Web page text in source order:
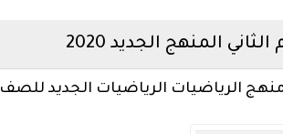
المنهج الجديد 2020
رياضيات الصف الثاني الابتدائي ترم ثاني 2020، منهج الرياضيات الرياضيات الجديد للصف